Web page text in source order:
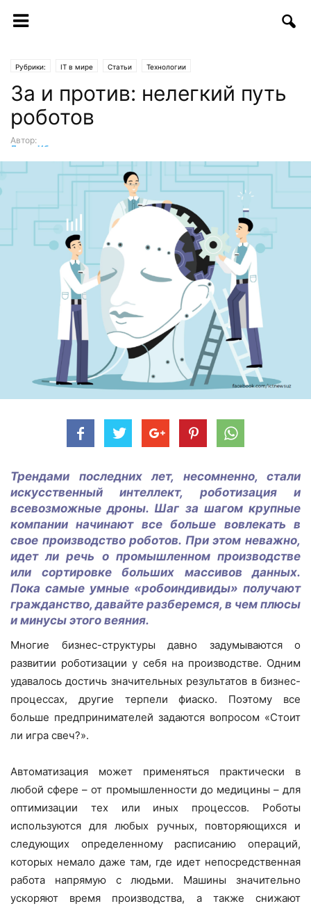
Рубрики: IT в мире Статьи Технологии
За и против: нелегкий путь
роботов
Автор:
Луиза Ибрагимова
Трендами последних лет, несомненно, стали
искусственный интеллект, роботизация и
всевозможные дроны. Шаг за шагом крупные
компании начинают все больше вовлекать в
свое производство роботов. При этом неважно,
идет ли речь о промышленном производстве
или сортировке больших массивов данных.
Пока самые умные «робоиндивиды» получают
гражданство, давайте разберемся, в чем плюсы
и минусы этого веяния.
Многие бизнес-структуры давно задумываются о
развитии роботизации у себя на производстве. Одним
удавалось достичь значительных результатов в бизнес-
процессах, другие терпели фиаско. Поэтому все
больше предпринимателей задаются вопросом «Стоит
ли игра свеч?».
Автоматизация может применяться практически в
любой сфере – от промышленности до медицины – для
оптимизации тех или иных процессов. Роботы
используются для любых ручных, повторяющихся и
следующих определенному расписанию операций,
которых немало даже там, где идет непосредственная
работа напрямую с людьми. Машины значительно
ускоряют время производства, а также снижают